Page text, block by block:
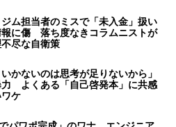
ジム担当者のミスで「未入金」扱い
に傷 落ち度なきコラムニストが
尽な自衛策
いかないのは思考が足りないから」
力 よくある「自己啓発本」に共感
ケ